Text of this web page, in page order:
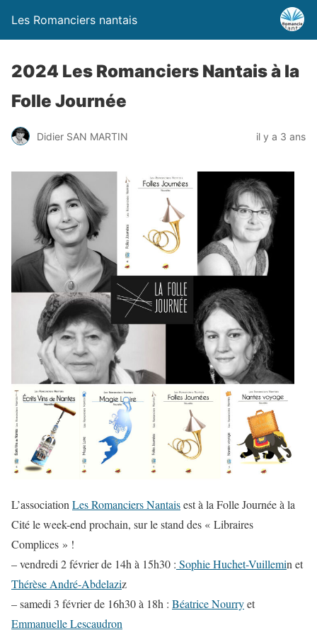
Les Romanciers nantais
2024 Les Romanciers Nantais à la
Folle Journée
Didier SAN MARTIN il y a 3 ans
L’associationLes Romanciers Nantaisest à la Folle Journée à la
Cité le week-end prochain, sur le stand des « Libraires
Complices » !
– vendredi 2 février de 14h à 15h30 : Sophie Huchet-Vuillemin et
Thérèse André-Abdelaziz
– samedi 3 février de 16h30 à 18h : Béatrice Nourryet
Emmanuelle Lescaudron